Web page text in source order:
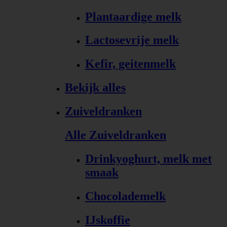
Plantaardige melk
Lactosevrije melk
Kefir, geitenmelk
Bekijk alles
Zuiveldranken
Alle Zuiveldranken
Drinkyoghurt, melk met
smaak
Chocolademelk
IJskoffie